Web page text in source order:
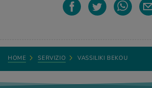
HOME SERVIZIO VASSILIKI BEKOU